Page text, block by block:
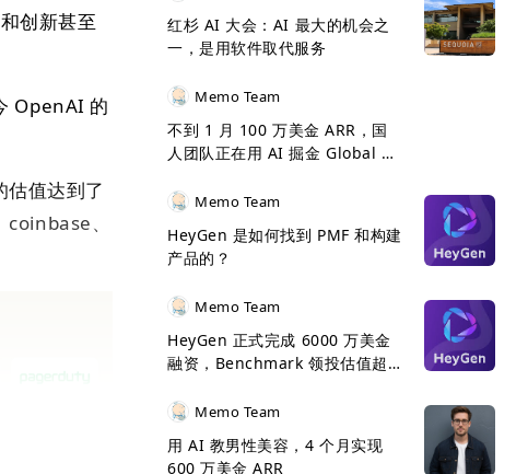
创新甚至
OpenAI 的
值达到了
、
红杉 AI 大会：AI 最大的机会之
一，是用软件取代服务
Memo Team
不到 1 月 100 万美金 ARR，国
人团队正在用 AI 掘金 Global 市
Memo Team
HeyGen 是如何找到 PMF 和构建
产品的？
Memo Team
HeyGen 正式完成 6000 万美金
融资，Benchmark 领投估值超 5
Memo Team
用 AI 教男性美容，4 个月实现
600 万美金 ARR